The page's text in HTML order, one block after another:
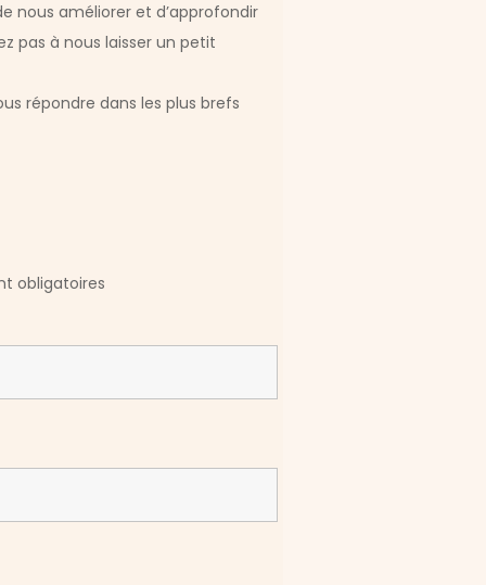
nous améliorer et d’approfondir
pas à nous laisser un petit
répondre dans les plus brefs
obligatoires